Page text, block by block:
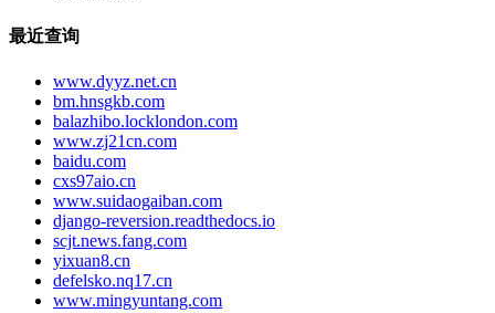
最近查询
www.dyyz.net.cn
bm.hnsgkb.com
balazhibo.locklondon.com
www.zj21cn.com
baidu.com
cxs97aio.cn
www.suidaogaiban.com
django-reversion.readthedocs.io
scjt.news.fang.com
yixuan8.cn
defelsko.nq17.cn
www.mingyuntang.com